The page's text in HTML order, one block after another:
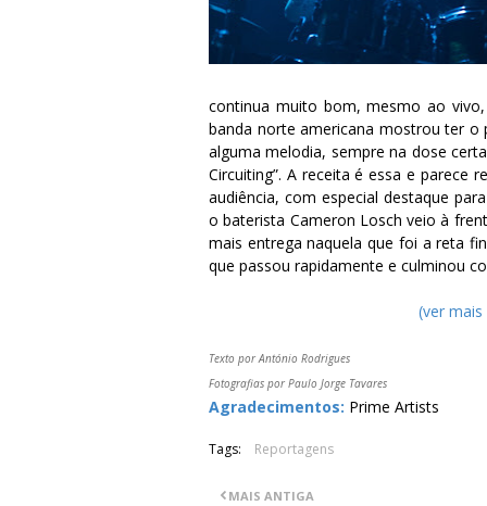
continua muito bom, mesmo ao
banda norte americana mostrou ter
alguma melodia, sempre na dose
Circuiting”. A receita é essa e parece
audiência, com especial destaque
o baterista Cameron Losch veio à
mais entrega naquela que foi a reta
que passou rapidamente e culminou
(ver
Texto por António Rodrigues
Fotografias por Paulo Jorge Tavares
Agradecimentos: Prime Artists
Tags: Reportagens
MAIS ANTIGA